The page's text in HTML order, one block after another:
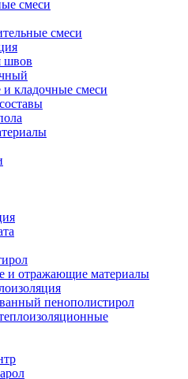
смеси
смеси
швов
кладочные смеси
и отражающие материалы
пенополистирол